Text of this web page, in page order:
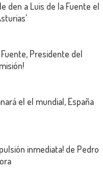
den a Luis de la Fuente el
Fuente, Presidente del
el el mundial, España
inmediata! de Pedro